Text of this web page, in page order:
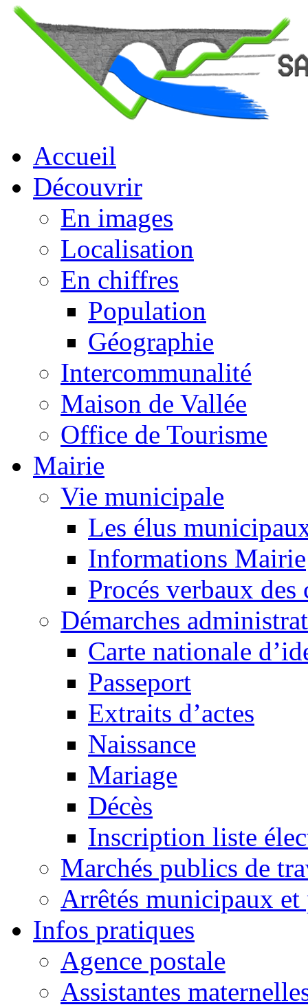
Accueil
Découvrir
En images
Localisation
En chiffres
Population
Géographie
Intercommunalité
Maison de Vallée
Office de Tourisme
Mairie
Vie municipale
Les élus
Informations Mairie
Procés verbaux
Démarches
Carte nationale
Passeport
Extraits d’actes
Naissance
Mariage
Décès
Inscription liste
Marchés publics de
Arrêtés municipaux et
Infos pratiques
Agence postale
Assistantes